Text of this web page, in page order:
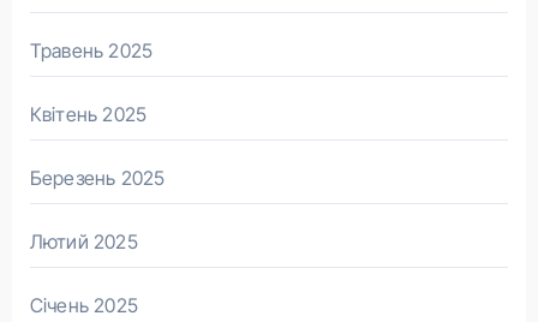
Травень 2025
Квітень 2025
Березень 2025
Лютий 2025
Січень 2025